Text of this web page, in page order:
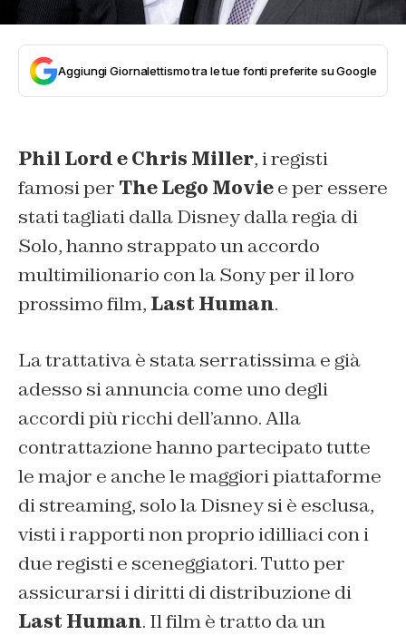
Aggiungi Giornalettismo tra le tue fonti preferite su Google
Phil Lord e Chris Miller, i registi
famosi per The Lego Moviee per essere
stati tagliati dalla Disney dalla regia di
Solo, hanno strappato un accordo
multimilionario con la Sony per il loro
prossimo film, Last Human.
La trattativa è stata serratissima e già
adesso si annuncia come uno degli
accordi più ricchi dell’anno. Alla
contrattazione hanno partecipato tutte
le major e anche le maggiori piattaforme
di streaming, solo la Disney si è esclusa,
visti i rapporti non proprio idilliaci con i
due registi e sceneggiatori. Tutto per
assicurarsi i diritti di distribuzione di
Last Human. Il film è tratto da un